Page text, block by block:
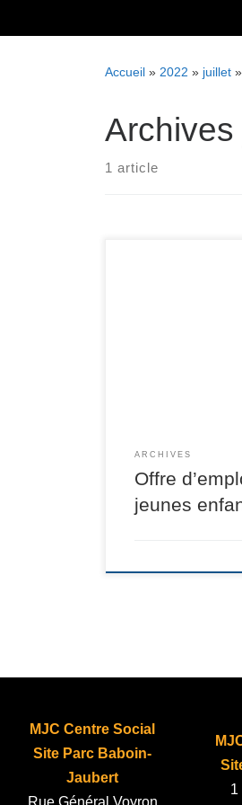
Accueil » 2022 » juillet »
Archives
1 article
ARCHIVES
Offre
jeunes
MJC Centre Social
Site Parc Baboin-
Jaubert
Rue Général Voyron
1